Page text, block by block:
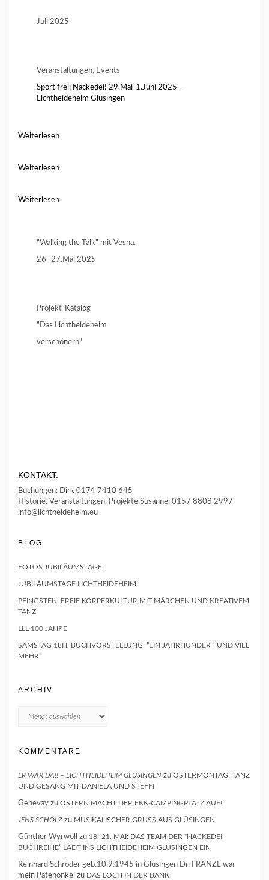
Juli 2025
Veranstaltungen, Events
Sport frei: Nackedei! 29.Mai-1.Juni 2025 –
Lichtheideheim Glüsingen
Weiterlesen
Weiterlesen
Weiterlesen
"Walking the Talk" mit Vesna.
26.-27.Mai 2025
Projekt-Katalog
"Das Lichtheideheim
verschönern"
KONTAKT:
Buchungen: Dirk 0174 7410 645
Historie, Veranstaltungen, Projekte Susanne: 0157 8808 2997
info@lichtheideheim.eu
BLOG
FOTOS JUBILÄUMSTAGE
JUBILÄUMSTAGE LICHTHEIDEHEIM
PFINGSTEN: FREIE KÖRPERKULTUR MIT MÄRCHEN UND KREATIVEM
TANZ
LLL 100 JAHRE
SAMSTAG 18H, BUCHVORSTELLUNG: “EIN JAHRHUNDERT UND VIEL
MEHR”
ARCHIV
KOMMENTARE
ER WAR DA!! – LICHTHEIDEHEIM GLÜSINGEN zu OSTERMONTAG: TANZ
UND GESANG MIT DANIELA UND STEFFI
Genevay zu OSTERN MACHT DER FKK-CAMPINGPLATZ AUF!
JENS SCHOLZ zu MUSIKALISCHER GRUSS AUS GLÜSINGEN
Günther Wyrwoll zu 18.-21. MAI: DAS TEAM DER “NACKEDEI-
BUCHREIHE” LÄDT INS LICHTHEIDEHEIM GLÜSINGEN EIN
Reinhard Schröder geb.10.9.1945 in Glüsingen Dr. FRÄNZL war
mein Patenonkel zu DAS LOCH IN DER BANK